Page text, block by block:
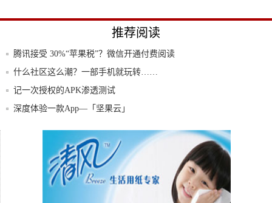
推荐阅读
腾讯接受 30%“苹果税”？微信开通付费阅读
什么社区这么潮？一部手机就玩转……
记一次授权的APK渗透测试
深度体验一款App—「坚果云」
小米有品有鱼是什么？